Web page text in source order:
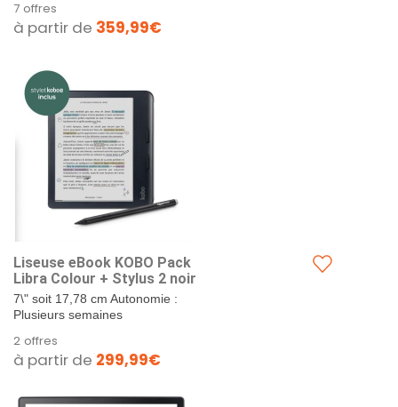
fonction ComfortLight PRO avec
réduction de la...
7 offres
à partir de 359,99€
Liseuse eBook KOBO Pack
Libra Colour + Stylus 2 noir
7\" soit 17,78 cm Autonomie :
Plusieurs semaines
2 offres
à partir de 299,99€